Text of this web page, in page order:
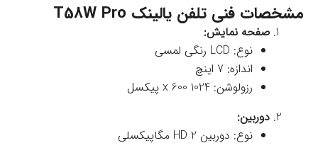
مشخصات فنی تلفن یالینک T58W Pro
صفحه نمایش:
نوع: LCD رنگی لمسی
اندازه: 7 اینچ
رزولوشن: 1024 x 600 پیکسل
دوربین:
نوع: دوربین HD 2 مگاپیکسلی